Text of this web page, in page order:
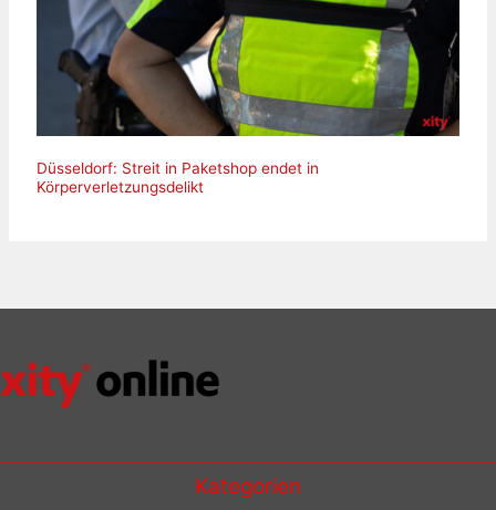
Düsseldorf: Streit in Paketshop endet in
Körperverletzungsdelikt
Kategorien